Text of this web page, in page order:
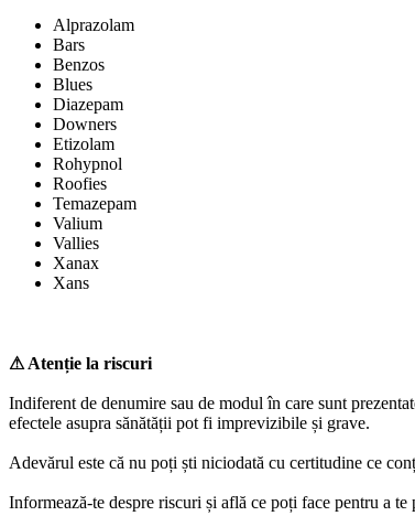
Alprazolam
Bars
Benzos
Blues
Diazepam
Downers
Etizolam
Rohypnol
Roofies
Temazepam
Valium
Vallies
Xanax
Xans
⚠ Atenție la riscuri
Indiferent de denumire sau de modul în care sunt
efectele asupra sănătății pot fi imprevizibile și grave.
Adevărul este că nu poți ști niciodată cu certitudine ce
Informează-te despre riscuri și află ce poți face pentru a te